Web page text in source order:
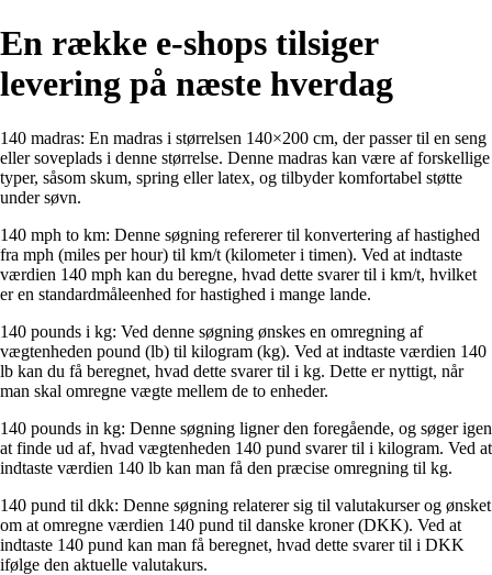
En række e-shops tilsiger
levering på næste hverdag
140 madras: En madras i størrelsen 140×200 cm, der passer til en seng
eller soveplads i denne størrelse. Denne madras kan være af forskellige
typer, såsom skum, spring eller latex, og tilbyder komfortabel støtte
under søvn.
140 mph to km: Denne søgning refererer til konvertering af hastighed
fra mph (miles per hour) til km/t (kilometer i timen). Ved at indtaste
værdien 140 mph kan du beregne, hvad dette svarer til i km/t, hvilket
er en standardmåleenhed for hastighed i mange lande.
140 pounds i kg: Ved denne søgning ønskes en omregning af
vægtenheden pound (lb) til kilogram (kg). Ved at indtaste værdien 140
lb kan du få beregnet, hvad dette svarer til i kg. Dette er nyttigt, når
man skal omregne vægte mellem de to enheder.
140 pounds in kg: Denne søgning ligner den foregående, og søger igen
at finde ud af, hvad vægtenheden 140 pund svarer til i kilogram. Ved at
indtaste værdien 140 lb kan man få den præcise omregning til kg.
140 pund til dkk: Denne søgning relaterer sig til valutakurser og ønsket
om at omregne værdien 140 pund til danske kroner (DKK). Ved at
indtaste 140 pund kan man få beregnet, hvad dette svarer til i DKK
ifølge den aktuelle valutakurs.